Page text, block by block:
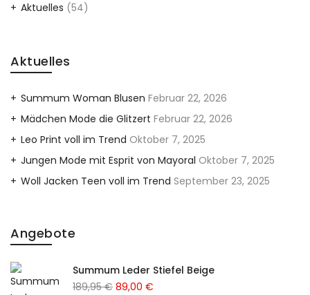
Aktuelles (54)
Aktuelles
Summum Woman Blusen Februar 22, 2026
Mädchen Mode die Glitzert Februar 22, 2026
Leo Print voll im Trend Oktober 7, 2025
Jungen Mode mit Esprit von Mayoral Oktober 7, 2025
Woll Jacken Teen voll im Trend September 23, 2025
Angebote
Summum Leder Stiefel Beige
189,95€ Ursprünglicher
89,00 €